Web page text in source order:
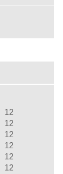
12
12
12
12
12
12